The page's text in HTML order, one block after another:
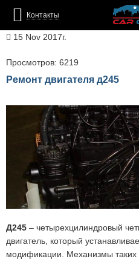
Контакты
15 Nov 2017г.
Просмотров: 6219
Ремонт двигателя д245
Д245 – четырехцилиндровый
двигатель, который
модификации. Механизмы